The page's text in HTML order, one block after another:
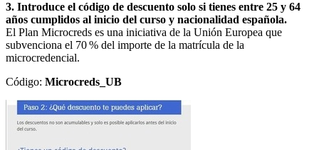
3. Introduce el código de descuento solo si tienes entre 25 y 64
años cumplidos al inicio del curso y nacionalidad española.
El Plan Microcreds es una iniciativa de la Unión Europea que
subvenciona el 70 % del importe de la matrícula de la
microcredencial.
Código: Microcreds_UB